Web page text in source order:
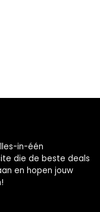
in-één
die de beste deals
en hopen jouw